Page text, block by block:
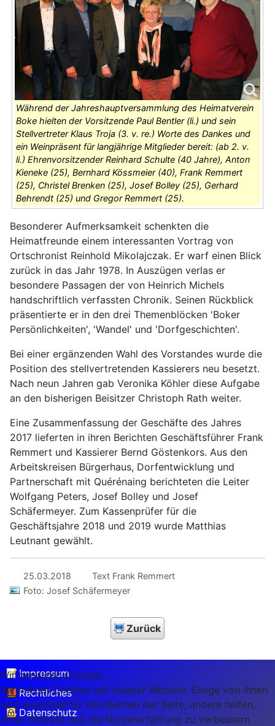
Während der Jahreshauptversammlung des Heimatverein
Boke hielten der Vorsitzende Paul Bentler (li.) und sein
Stellvertreter Klaus Troja (3. v. re.) Worte des Dankes und
ein Weinpräsent für langjährige Mitglieder bereit: (ab 2. v.
li.) Ehrenvorsitzender Reinhard Schulte (40 Jahre), Anton
Kieneke (25), Bernhard Kössmeier (40), Frank Remmert
(25), Christel Brenken (25), Josef Bolley (25), Gerhard
Behrendt (25) und Gregor Remmert (25).
Besonderer Aufmerksamkeit schenkten die
Heimatfreunde einem interessanten Vortrag von
Ortschronist Reinhold Mikolajczak. Er warf einen Blick
zurück in das Jahr 1978. In Auszügen verlas er
besondere Passagen der von Heinrich Michels
handschriftlich verfassten Chronik. Seinen Rückblick
präsentierte er in den drei Themenblöcken 'Boker
Persönlichkeiten', 'Wandel' und 'Dorfgeschichten'.
Bei einer ergänzenden Wahl des Vorstandes wurde die
Position des stellvertretenden Kassierers neu besetzt.
Nach neun Jahren gab Veronika Köhler diese Aufgabe
an den bisherigen Beisitzer Christoph Rath weiter.
Eine Zusammenfassung der Geschäfte des Jahres
2017 lieferten in ihren Berichten Geschäftsführer Frank
Remmert und Kassierer Bernd Göstenkors. Aus den
Arbeitskreisen Bürgerhaus, Dorfentwicklung und
Partnerschaft mit Quérénaing berichteten die Leiter
Wolfgang Peters, Josef Bolley und Josef
Schäfermeyer. Zum Kassenprüfer für die
Geschäftsjahre 2018 und 2019 wurde Matthias
Leutnant gewählt.
25.03.2018
Text Frank Remmert
Foto: Josef Schäfermeyer
Zurück
Impressum
Rechtliches
Datenschutz
Wir benutzen Cookies
Wir nutzen Cookies auf unserer Website. Einige von ihnen
sind essenziell für den Betrieb der Seite, andere helfen,
diese Website und die Nutzererfahrung zu verbessern